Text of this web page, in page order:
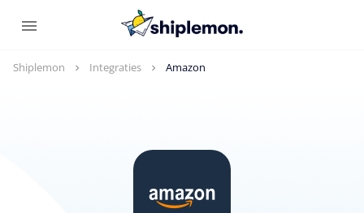
Shiplemon Integraties Amazon